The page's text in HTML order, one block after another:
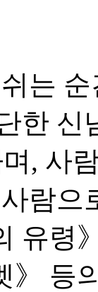
는
한 신
, 사
람으
유령
》 등